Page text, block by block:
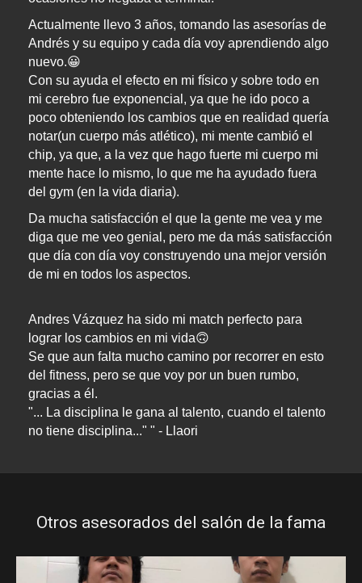
Actualmente llevo 3 años, tomando las asesorías de
Andrés y su equipo y cada día voy aprendiendo algo
nuevo.😀
Con su ayuda el efecto en mi físico y sobre todo en
mi cerebro fue exponencial, ya que he ido poco a
poco obteniendo los cambios que en realidad quería
notar(un cuerpo más atlético), mi mente cambió el
chip, ya que, a la vez que hago fuerte mi cuerpo mi
mente hace lo mismo, lo que me ha ayudado fuera
Da mucha satisfacción el que la gente me vea y me
diga que me veo genial, pero me da más satisfacción
que día con día voy construyendo una mejor versión
de mi en todos los aspectos.
Andres Vázquez ha sido mi match perfecto para
lograr los cambios en mi vida🙃
Se que aun falta mucho camino por recorrer en esto
del fitness, pero se que voy por un buen rumbo,
gracias a él.
"... La disciplina le gana al talento, cuando el talento
no tiene disciplina..." " - Llaori
Otros asesorados del salón de la fama